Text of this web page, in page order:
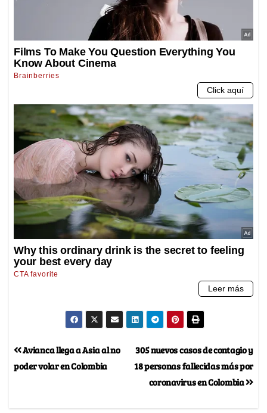
305 nuevos casos de contagio y
18 personas fallecidas más por
coronavirus en Colombia
Avianca llega a Asia al no
poder volar en Colombia